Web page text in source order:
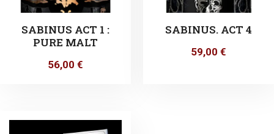
SABINUS ACT 1 :
PURE MALT
56,00 €
SABINUS. ACT 4
59,00 €